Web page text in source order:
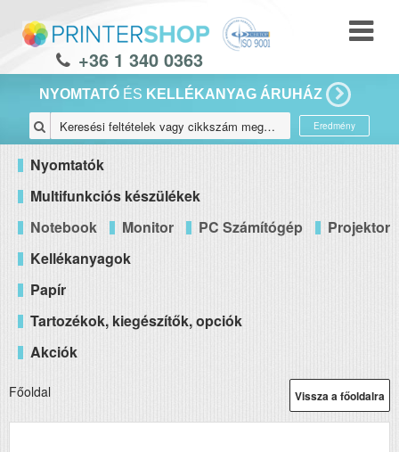
+36 1 340 0363
NYOMTATÓ ÉS KELLÉKANYAG ÁRUHÁZ
Eredmény
Nyomtatók
Multifunkciós készülékek
Notebook
Monitor PC Számítógép
Projektor
Kellékanyagok
Papír
Tartozékok, kiegészítők, opciók
Akciók
Vissza a főoldalra
Főoldal